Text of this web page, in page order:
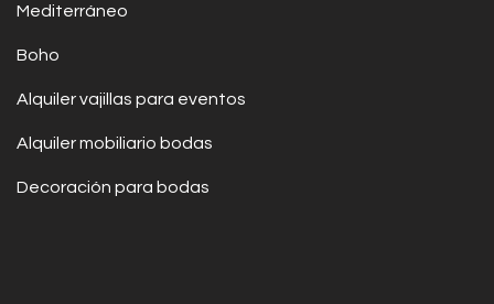
Mediterráneo
Boho
Alquiler vajillas para eventos
Alquiler mobiliario bodas
Decoración para bodas